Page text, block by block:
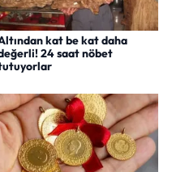
kat be kat daha
24 saat nöbet